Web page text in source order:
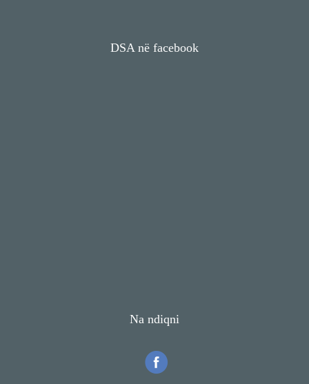
DSA në facebook
Na ndiqni